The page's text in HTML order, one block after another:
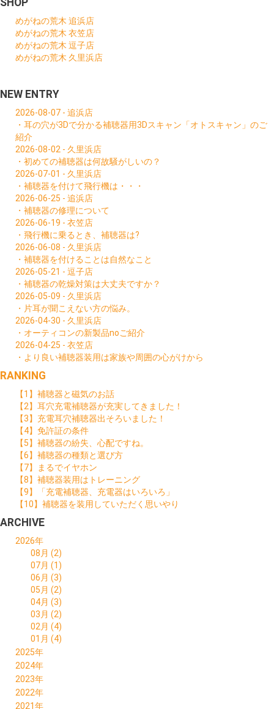
めがねの荒木 追浜店
めがねの荒木 衣笠店
めがねの荒木 逗子店
めがねの荒木 久里浜店
NEW ENTRY
2026-08-07 - 追浜店
・耳の穴が3Dで分かる補聴器用3Dスキャン「オトスキャン」のご
紹介
2026-08-02 - 久里浜店
・初めての補聴器は何故騒がしいの？
2026-07-01 - 久里浜店
・補聴器を付けて飛行機は・・・
2026-06-25 - 追浜店
・補聴器の修理について
2026-06-19 - 衣笠店
・飛行機に乗るとき、補聴器は?
2026-06-08 - 久里浜店
・補聴器を付けることは自然なこと
2026-05-21 - 逗子店
・補聴器の乾燥対策は大丈夫ですか？
2026-05-09 - 久里浜店
・片耳が聞こえない方の悩み。
2026-04-30 - 久里浜店
・オーティコンの新製品noご紹介
2026-04-25 - 衣笠店
・より良い補聴器装用は家族や周囲の心がけから
RANKING
【1】補聴器と磁気のお話
【2】耳穴充電補聴器が充実してきました！
【3】充電耳穴補聴器出そろいました！
【4】免許証の条件
【5】補聴器の紛失、心配ですね。
【6】補聴器の種類と選び方
【7】まるでイヤホン
【8】補聴器装用はトレーニング
【9】「充電補聴器、充電器はいろいろ」
【10】補聴器を装用していただく思いやり
ARCHIVE
2026年
08月 (2)
07月 (1)
06月 (3)
05月 (2)
04月 (3)
03月 (2)
02月 (4)
01月 (4)
2025年
12月 (1)
11月 (4)
10月 (5)
09月 (3)
2024年
12月 (4)
11月 (4)
10月 (5)
2023年
12月 (3)
11月 (4)
2022年
12月 (10)
2021年